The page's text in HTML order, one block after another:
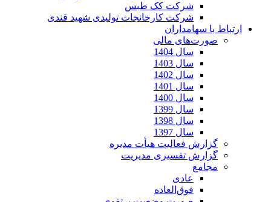
شرکت کک طبس
شرکت کارخانجات تولیدی شهید قندی
ارتباط با سهامداران
صورت‌های مالی
سال 1404
سال 1403
سال 1402
سال 1401
سال 1400
سال 1399
سال 1398
سال 1397
گزارش فعالیت هیأت مدیره
گزارش تفسیری مدیریت
مجامع
عادی
فوق‌العاده